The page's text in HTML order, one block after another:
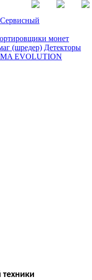
Сервисный
монет
(шредер) Детекторы
EVOLUTION